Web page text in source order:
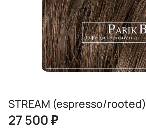
STREAM (espresso/rooted)
27 500 ₽